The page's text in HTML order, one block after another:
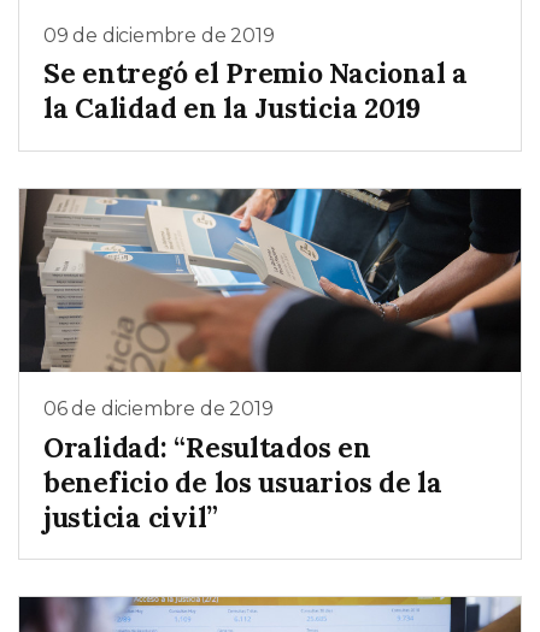
09 de diciembre de 2019
Se entregó el Premio Nacional a
la Calidad en la Justicia 2019
06 de diciembre de 2019
Oralidad: “Resultados en
beneficio de los usuarios de la
justicia civil”